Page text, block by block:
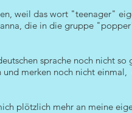
weil das wort "teenager"
die in die gruppe
sprache noch nicht
merken noch nicht
plötzlich mehr an meine